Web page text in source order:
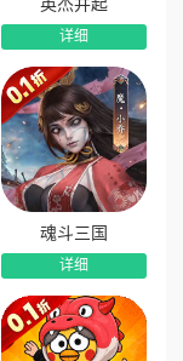
解特权，享受终身
源短缺烦恼。
，海量珍稀道具
。
受10倍金子返还
神兽福利，参与神
玩。
详细
魂斗三国
详细